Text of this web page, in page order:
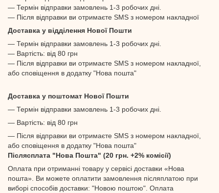
— Термін відправки замовлень 1-3 робочих дні.
— Після відправки ви отримаєте SMS з номером накладної
Доставка у відділення Нової Пошти
— Термін відправки замовлень 1-3 робочих дні.
— Вартість: від 80 грн
— Після відправки ви отримаєте SMS з номером накладної,
або сповіщення в додатку "Нова пошта"
Доставка у поштомат Нової Пошти
— Термін відправки замовлень 1-3 робочих дні.
— Вартість: від 80 грн
— Після відправки ви отримаєте SMS з номером накладної,
або сповіщення в додатку "Нова пошта"
Післясплата "Нова Пошта" (20 грн. +2% комісії)
Оплата при отриманні товару у сервісі доставки «Нова
пошта». Ви можете оплатити замовлення післяплатою при
виборі способів доставки: "Новою поштою". Оплата